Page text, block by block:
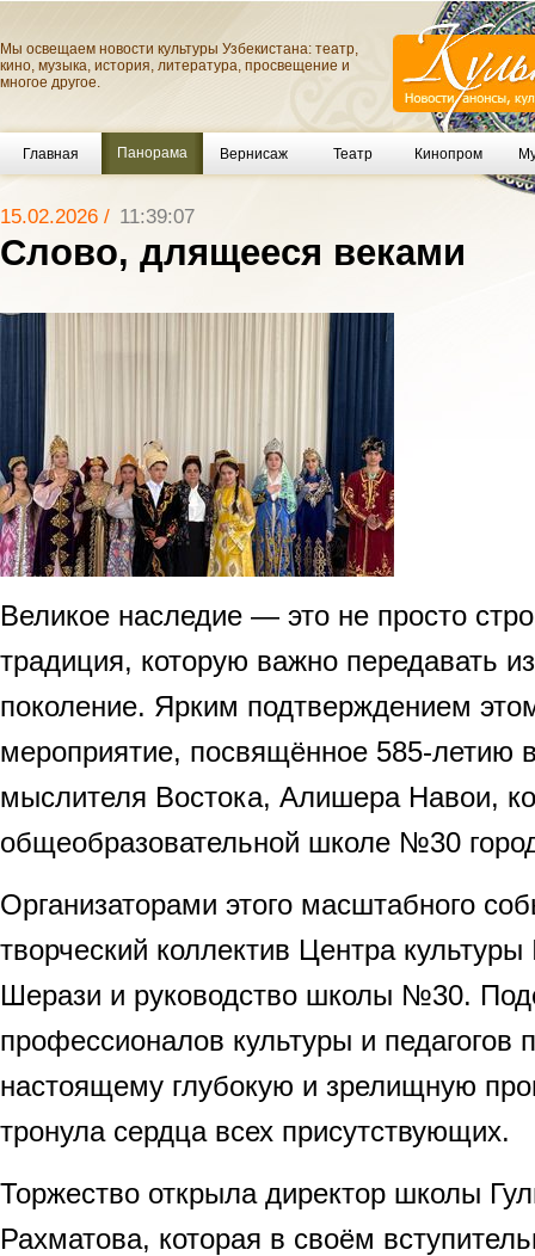
Мы освещаем новости культуры Узбекистана: театр,
кино, музыка, история, литература, просвещение и
многое другое.
Главная Панорама Вернисаж Театр Кинопром
15.02.2026 / 11:39:07
Слово, длящееся веками
Великое наследие — это не просто
традиция, которую важно передавать
поколение. Ярким подтверждением
мероприятие, посвящённое 585-летию
мыслителя Востока, Алишера Навои,
общеобразовательной школе №30
Организаторами этого масштабного
творческий коллектив Центра
Шерази и руководство школы №30.
профессионалов культуры и педагогов
настоящему глубокую и зрелищную
тронула сердца всех присутствующих.
Торжество открыла директор школы
Рахматова, которая в своём